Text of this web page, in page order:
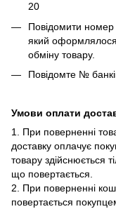
20
Повідомити
який
обміну товару.
Повідомте №
Умови оплати
1. При поверненні
доставку оплачує
товару здійснюється
що повертається.
2. При поверненні
повертається